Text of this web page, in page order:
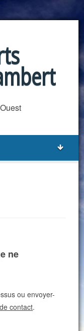
ne
ou envoyer-
contact.